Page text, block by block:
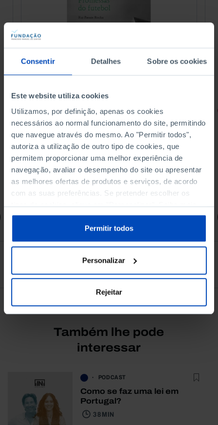
Consentir Detalhes Sobre os cookies
Este website utiliza cookies
Utilizamos, por definição, apenas os cookies
necessários ao normal funcionamento do site, permitindo
que navegue através do mesmo. Ao "Permitir todos",
autoriza a utilização de outro tipo de cookies, que
permitem proporcionar uma melhor experiência de
navegação, avaliar o desempenho do site ou apresentar
as melhores ofertas de produtos e serviços, de acordo
com as suas preferências. Se pretender escolher os
tipos de cookies, clique em "Personalizar". Saiba mais
sobre cookies através da gestão de preferências ou da
Política de Cookies.
Permitir todos
Personalizar
Rejeitar
RETRATOS
Promessas do Futebol
4,50 € 5,00 € -10%
Comprar
Ver todos
Também lhe pode
interessar
PODCAST
Como se faz uma lei em
Portugal?
38 MIN